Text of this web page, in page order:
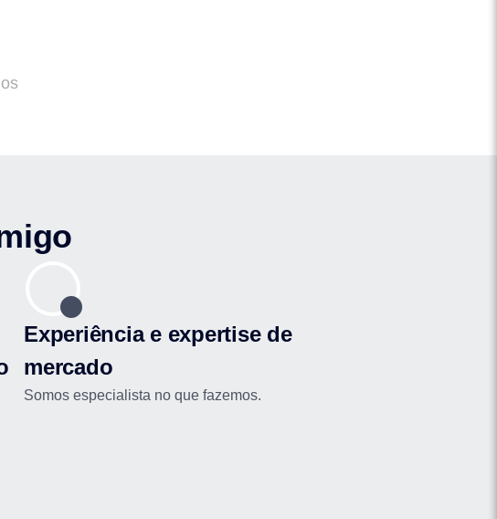
Experiência e expertise de
mercado
Somos especialista no que fazemos.